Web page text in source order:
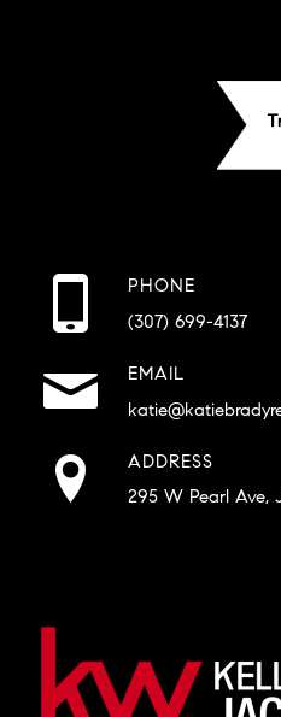
PHONE
(307) 699-4137
EMAIL
ADDRESS
295 W Pearl Ave,